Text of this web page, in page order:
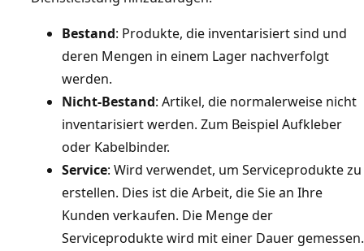
Bestand: Produkte, die inventarisiert sind und
deren Mengen in einem Lager nachverfolgt
werden.
Nicht-Bestand: Artikel, die normalerweise nicht
inventarisiert werden. Zum Beispiel Aufkleber
oder Kabelbinder.
Service: Wird verwendet, um Serviceprodukte zu
erstellen. Dies ist die Arbeit, die Sie an Ihre
Kunden verkaufen. Die Menge der
Serviceprodukte wird mit einer Dauer gemessen.